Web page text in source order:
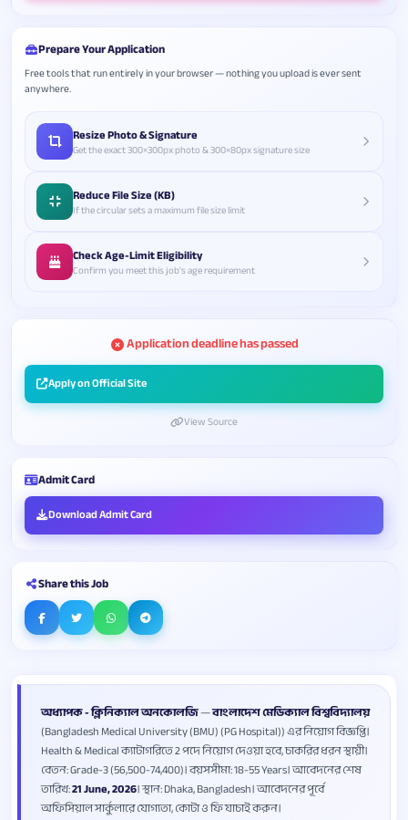
অধ্যাপক - ক্লিনিক্যাল অনকোলজি—বাংলাদেশ মেডিক্যাল বিশ্ববিদ্যালয়
(Bangladesh Medical University (BMU) (PG Hospital)) এর নিয়োগ বিজ্ঞপ্তি।
Health & Medical ক্যাটাগরিতে 2 পদে নিয়োগ দেওয়া হবে, চাকরির ধরন স্থায়ী।
বেতন: Grade-3 (56,500-74,400)। বয়সসীমা: 18-55 Years। আবেদনের শেষ
তারিখ:21 June, 2026। স্থান: Dhaka, Bangladesh। আবেদনের পূর্বে
অফিসিয়াল সার্কুলারে যোগ্যতা, কোটা ও ফি যাচাই করুন।
Prepare Your Application
Free tools that run entirely in your browser — nothing you upload is ever sent
anywhere.
Resize Photo & Signature
Get the exact 300×300px photo & 300×80px signature size
Reduce File Size (KB)
If the circular sets a maximum file size limit
Check Age-Limit Eligibility
Confirm you meet this job's age requirement
Application deadline has passed
Apply on Official Site
View Source
Admit Card
Download Admit Card
Share this Job